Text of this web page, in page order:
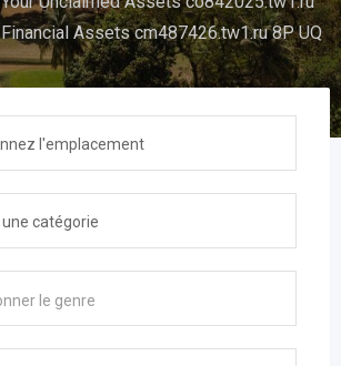
Assets cm487426.tw1.ru 8P UQ
l'emplacement
catégorie
le genre